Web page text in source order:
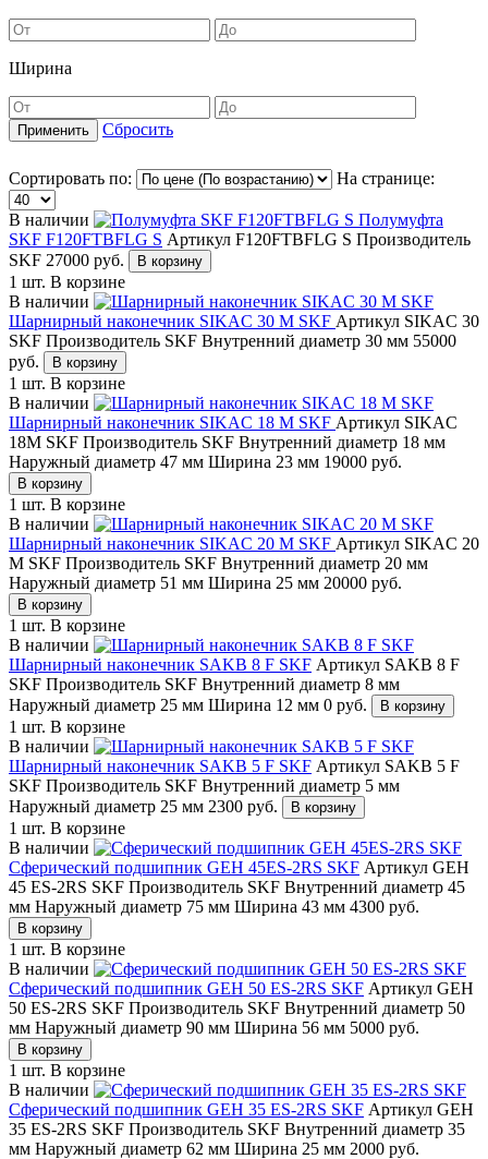
Ширина
Сбросить
Сортировать по: На странице:
В наличии
Полумуфта
SKF F120FTBFLG S Артикул F120FTBFLG S Производитель
SKF 27000 руб. В корзину
1 шт. В корзине
В наличии
Шарнирный наконечник SIKAC 30 M SKF Артикул SIKAC 30
SKF Производитель SKF Внутренний диаметр 30 мм 55000
руб.
В корзину
1 шт. В корзине
В наличии
Шарнирный наконечник SIKAC 18 M SKF Артикул SIKAC
18M SKF Производитель SKF Внутренний диаметр 18 мм
Наружный диаметр 47 мм Ширина 23 мм 19000 руб.
В корзину
1 шт. В корзине
В наличии
Шарнирный наконечник SIKAC 20 M SKF Артикул SIKAC 20
M SKF Производитель SKF Внутренний диаметр 20 мм
Наружный диаметр 51 мм Ширина 25 мм 20000 руб.
В корзину
1 шт. В корзине
В наличии
Шарнирный наконечник SAKB 8 F SKF Артикул SAKB 8 F
SKF Производитель SKF Внутренний диаметр 8 мм
Наружный диаметр 25 мм Ширина 12 мм 0 руб. В корзину
1 шт. В корзине
В наличии
Шарнирный наконечник SAKB 5 F SKF Артикул SAKB 5 F
SKF Производитель SKF Внутренний диаметр 5 мм
Наружный диаметр 25 мм 2300 руб. В корзину
1 шт. В корзине
В наличии
Сферический подшипник GEH 45ES-2RS SKF Артикул GEH
45 ES-2RS SKF Производитель SKF Внутренний диаметр 45
мм Наружный диаметр 75 мм Ширина 43 мм 4300 руб.
В корзину
1 шт. В корзине
В наличии
Сферический подшипник GEH 50 ES-2RS SKF Артикул GEH
50 ES-2RS SKF Производитель SKF Внутренний диаметр 50
мм Наружный диаметр 90 мм Ширина 56 мм 5000 руб.
В корзину
1 шт. В корзине
В наличии
Сферический подшипник GEH 35 ES-2RS SKF Артикул GEH
35 ES-2RS SKF Производитель SKF Внутренний диаметр 35
мм Наружный диаметр 62 мм Ширина 25 мм 2000 руб.